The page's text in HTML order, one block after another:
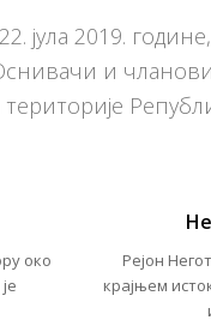
јула 2019.
и
око
Рејон Н
крајњем